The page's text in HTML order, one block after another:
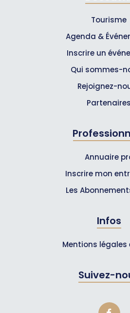
Tourisme
Agenda &
Inscrire un
Qui sommes-
Rejoignez-
Partenaires
Annuaire
Inscrire mon
Les
Infos
Mentions légales
Suivez-